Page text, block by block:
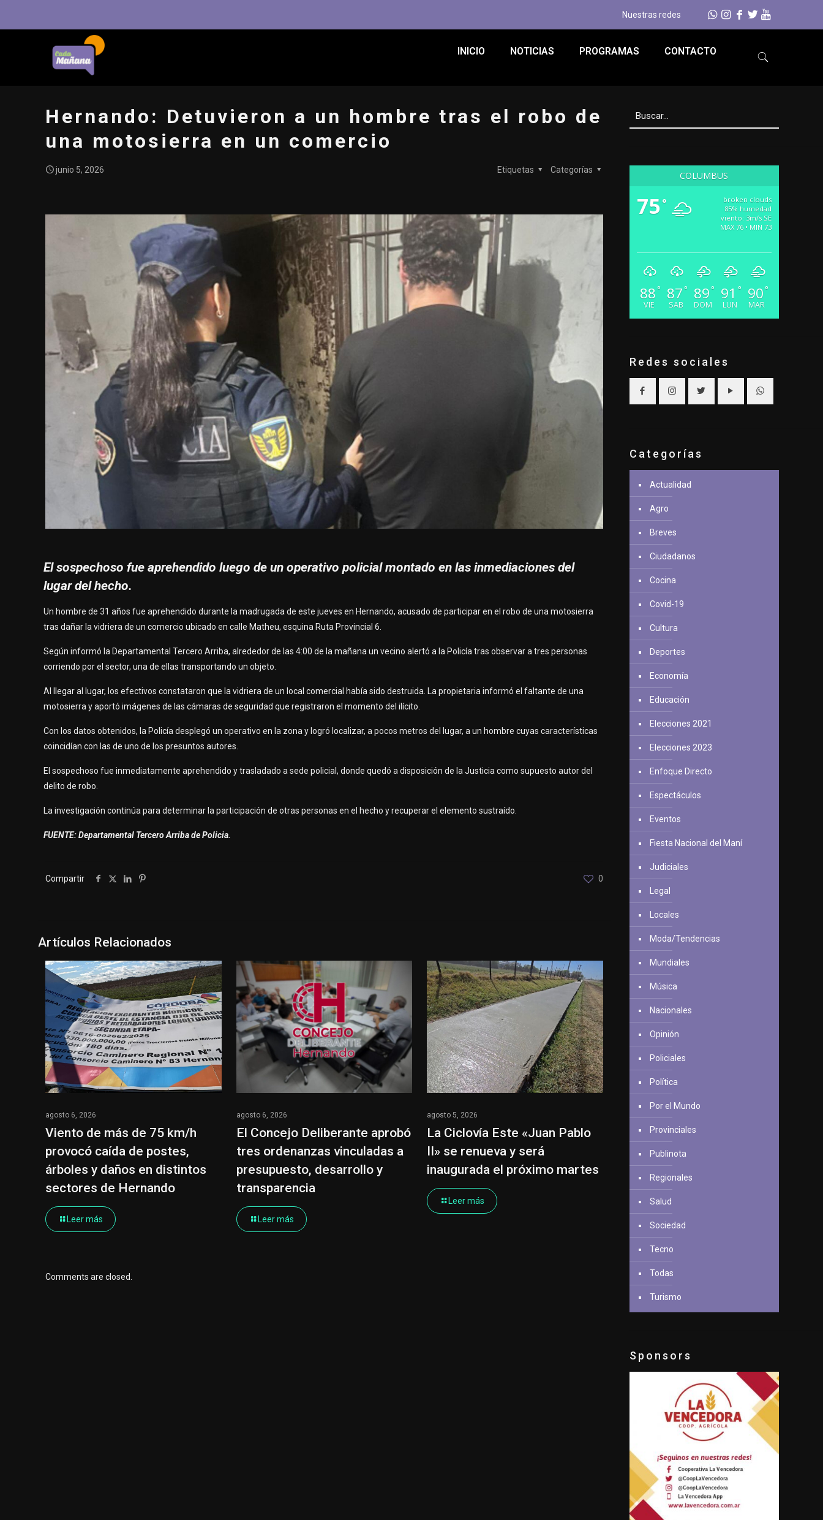
Nuestras redes
INICIO NOTICIAS PROGRAMAS CONTACTO
Hernando: Detuvieron a un hombre tras el robo de
una motosierra en un comercio
junio 5, 2026 Categorías
Etiquetas
El sospechoso fue aprehendido luego de un operativo policial montado en las inmediaciones del
lugar del hecho.
Un hombre de 31 años fue aprehendido durante la madrugada de este jueves en Hernando, acusado de participar en el robo de una motosierra
tras dañar la vidriera de un comercio ubicado en calle Matheu, esquina Ruta Provincial 6.
Según informó la Departamental Tercero Arriba, alrededor de las 4:00 de la mañana un vecino alertó a la Policía tras observar a tres personas
corriendo por el sector, una de ellas transportando un objeto.
Al llegar al lugar, los efectivos constataron que la vidriera de un local comercial había sido destruida. La propietaria informó el faltante de una
motosierra y aportó imágenes de las cámaras de seguridad que registraron el momento del ilícito.
Con los datos obtenidos, la Policía desplegó un operativo en la zona y logró localizar, a pocos metros del lugar, a un hombre cuyas características
coincidían con las de uno de los presuntos autores.
El sospechoso fue inmediatamente aprehendido y trasladado a sede policial, donde quedó a disposición de la Justicia como supuesto autor del
delito de robo.
La investigación continúa para determinar la participación de otras personas en el hecho y recuperar el elemento sustraído.
FUENTE: Departamental Tercero Arriba de Policia.
Compartir 0
Artículos Relacionados
agosto 6, 2026
Viento de más de 75 km/h
provocó caída de postes,
árboles y daños en distintos
sectores de Hernando
Leer más
agosto 6, 2026
El Concejo Deliberante aprobó
tres ordenanzas vinculadas a
presupuesto, desarrollo y
transparencia
Leer más
agosto 5, 2026
La Ciclovía Este «Juan Pablo
II» se renueva y será
inaugurada el próximo martes
Leer más
Comments are closed.
COLUMBUS
75°
broken clouds
85% humedad
viento: 3m/s SE
MAX 76 • MIN 73
88 °
VIE
87 °
SAB
89 °
DOM
91 °
LUN
90 °
MAR
Redes sociales
Categorías
Actualidad
Agro
Breves
Ciudadanos
Cocina
Covid-19
Cultura
Deportes
Economía
Educación
Elecciones 2021
Elecciones 2023
Enfoque Directo
Espectáculos
Eventos
Fiesta Nacional del Maní
Judiciales
Legal
Locales
Moda/Tendencias
Mundiales
Música
Nacionales
Opinión
Policiales
Política
Por el Mundo
Provinciales
Publinota
Regionales
Salud
Sociedad
Tecno
Todas
Turismo
Sponsors